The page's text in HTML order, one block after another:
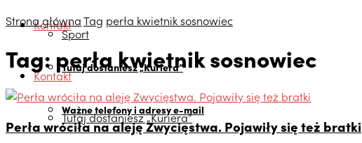
Kontakt
Tutaj dostaniesz „Kuriera”
Ważne telefony i adresy e-mail
Sport
Kontakt
Tutaj dostaniesz „Kuriera”
Strona głównaTag perła kwietnik sosnowiec
Tag:perła kwietnik sosnowiec
Perła wróciła na aleję Zwycięstwa. Pojawiły się też bratki